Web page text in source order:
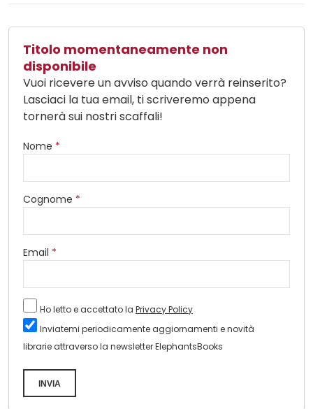
Titolo momentaneamente non
disponibile
Vuoi ricevere un avviso quando verrà reinserito?
Lasciaci la tua email, ti scriveremo appena
tornerà sui nostri scaffali!
Nome *
Cognome *
Email *
Ho letto e accettato la Privacy Policy
Inviatemi periodicamente aggiornamenti e novità
librarie attraverso la newsletter ElephantsBooks
INVIA